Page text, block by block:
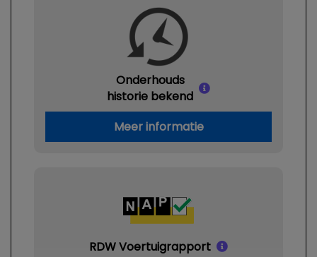
Onderhouds
historie bekend
Meer informatie
RDW Voertuigrapport